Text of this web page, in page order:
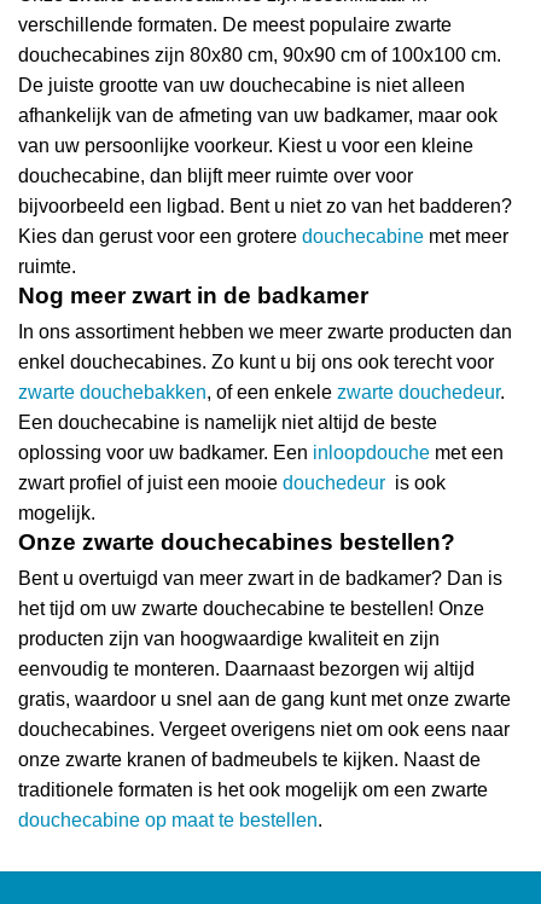
verschillende formaten. De meest populaire zwarte
douchecabines zijn 80x80 cm, 90x90 cm of 100x100 cm.
De juiste grootte van uw douchecabine is niet alleen
afhankelijk van de afmeting van uw badkamer, maar ook
van uw persoonlijke voorkeur. Kiest u voor een kleine
douchecabine, dan blijft meer ruimte over voor
bijvoorbeeld een ligbad. Bent u niet zo van het badderen?
Kies dan gerust voor een grotere douchecabine met meer
ruimte.
Nog meer zwart in de badkamer
In ons assortiment hebben we meer zwarte producten dan
enkel douchecabines. Zo kunt u bij ons ook terecht voor
zwarte douchebakken, of een enkele zwarte douchedeur.
Een douchecabine is namelijk niet altijd de beste
oplossing voor uw badkamer. Een inloopdouche met een
zwart profiel of juist een mooie douchedeur is ook
mogelijk.
Onze zwarte douchecabines bestellen?
Bent u overtuigd van meer zwart in de badkamer? Dan is
het tijd om uw zwarte douchecabine te bestellen! Onze
producten zijn van hoogwaardige kwaliteit en zijn
eenvoudig te monteren. Daarnaast bezorgen wij altijd
gratis, waardoor u snel aan de gang kunt met onze zwarte
douchecabines. Vergeet overigens niet om ook eens naar
onze zwarte kranen of badmeubels te kijken. Naast de
traditionele formaten is het ook mogelijk om een zwarte
douchecabine op maat te bestellen.